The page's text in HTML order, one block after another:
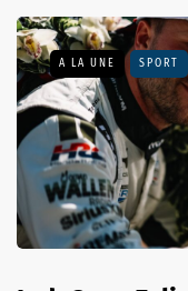
A LA UNE SPORT